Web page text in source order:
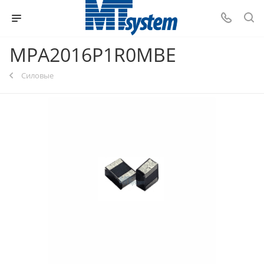
MPA2016P1R0MBE
Силовые